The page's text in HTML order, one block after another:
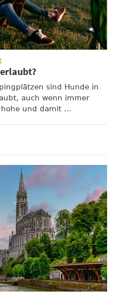
sind Hunde in
auch wenn immer
und damit ...